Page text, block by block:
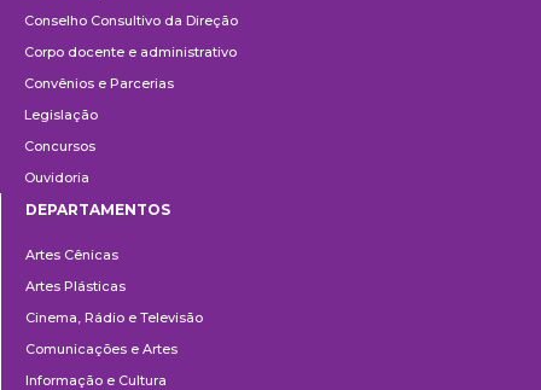
Conselho Consultivo da Direção
Corpo docente e administrativo
Convênios e Parcerias
Legislação
Concursos
Ouvidoria
DEPARTAMENTOS
Artes Cênicas
Artes Plásticas
Cinema, Rádio e Televisão
Comunicações e Artes
Informação e Cultura